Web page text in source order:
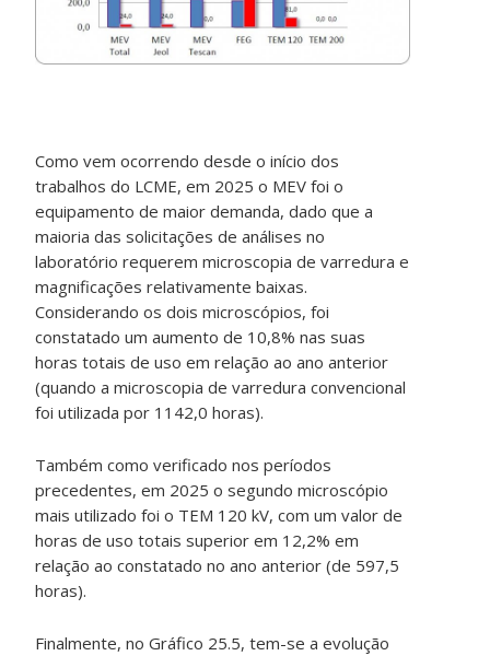
Como vem ocorrendo desde o início dos
trabalhos do LCME, em 2025 o MEV foi o
equipamento de maior demanda, dado que a
maioria das solicitações de análises no
laboratório requerem microscopia de varredura e
magnificações relativamente baixas.
Considerando os dois microscópios, foi
constatado um aumento de 10,8% nas suas
horas totais de uso em relação ao ano anterior
(quando a microscopia de varredura convencional
foi utilizada por 1142,0 horas).
Também como verificado nos períodos
precedentes, em 2025 o segundo microscópio
mais utilizado foi o TEM 120 kV, com um valor de
horas de uso totais superior em 12,2% em
relação ao constatado no ano anterior (de 597,5
horas).
Finalmente, no Gráfico 25.5, tem-se a evolução